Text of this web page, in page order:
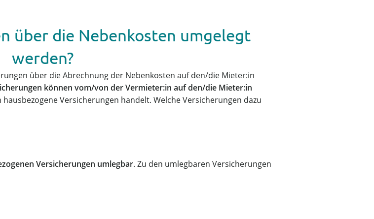
über die Nebenkosten umgelegt
werden?
über die Abrechnung der Nebenkosten auf den/die Mieter:in
können vom/von der Vermieter:in auf den/die Mieter:in
Versicherungen handelt. Welche Versicherungen dazu
Versicherungen umlegbar. Zu den umlegbaren Versicherungen